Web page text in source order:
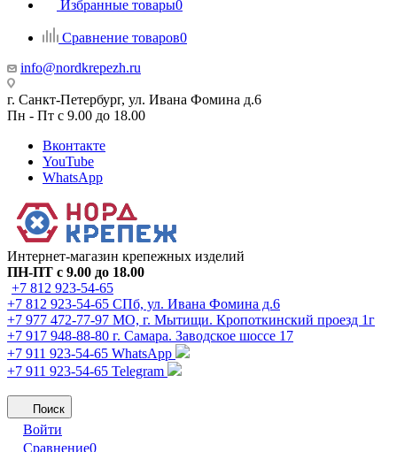
Избранные товары0
Сравнение товаров0
info@nordkrepezh.ru
г. Санкт-Петербург, ул. Ивана Фомина д.6
Пн - Пт с 9.00 до 18.00
Вконтакте
YouTube
WhatsApp
Интернет-магазин крепежных изделий
ПН-ПТ с 9.00 до 18.00
+7 812 923-54-65
+7 812 923-54-65 СПб, ул. Ивана Фомина д.6
+7 977 472-77-97 МО, г. Мытищи. Кропоткинский проезд 1г
+7 917 948-88-80 г. Самара. Заводское шоссе 17
+7 911 923-54-65 WhatsApp
+7 911 923-54-65 Telegram
Поиск
Войти
Сравнение0